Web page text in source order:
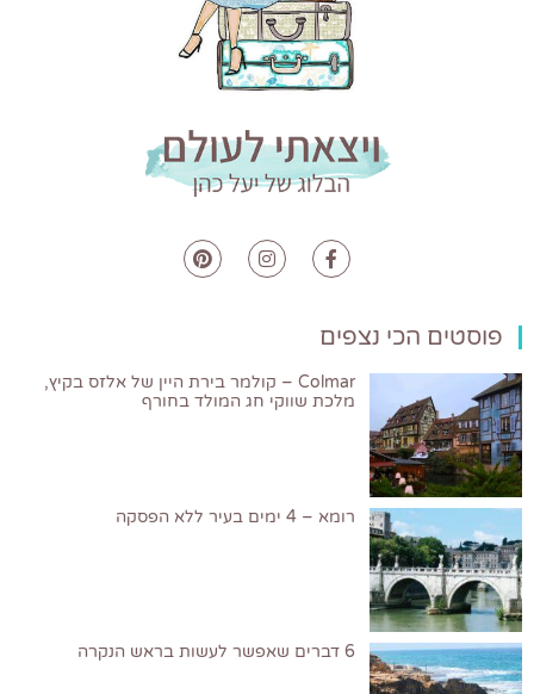
פוסטים הכי נצפים
Colmar – קולמר בירת היין של אלזס בקיץ,
מלכת שווקי חג המולד בחורף
רומא – 4 ימים בעיר ללא הפסקה
6 דברים שאפשר לעשות בראש הנקרה